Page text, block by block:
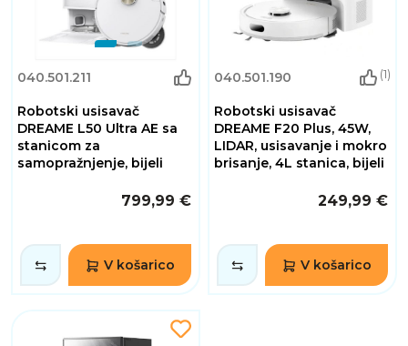
040.501.211
Robotski usisavač
DREAME L50 Ultra AE sa
stanicom za
samopražnjenje, bijeli
799,99 €
V košarico
040.501.190 (1)
Robotski usisavač
DREAME F20 Plus, 45W,
LIDAR, usisavanje i mokro
brisanje, 4L stanica, bijeli
249,99 €
V košarico